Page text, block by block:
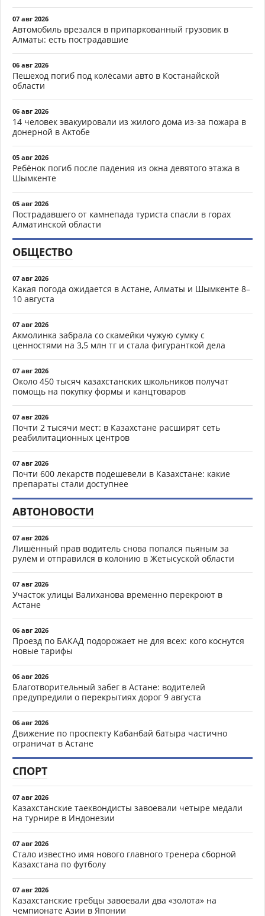
07 авг 2026
Автомобиль врезался в припаркованный грузовик в
Алматы: есть пострадавшие
06 авг 2026
Пешеход погиб под колёсами авто в Костанайской
области
06 авг 2026
14 человек эвакуировали из жилого дома из-за пожара в
донерной в Актобе
05 авг 2026
Ребёнок погиб после падения из окна девятого этажа в
Шымкенте
05 авг 2026
Пострадавшего от камнепада туриста спасли в горах
Алматинской области
ОБЩЕСТВО
07 авг 2026
Какая погода ожидается в Астане, Алматы и Шымкенте 8–
10 августа
07 авг 2026
Акмолинка забрала со скамейки чужую сумку с
ценностями на 3,5 млн тг и стала фигуранткой дела
07 авг 2026
Около 450 тысяч казахстанских школьников получат
помощь на покупку формы и канцтоваров
07 авг 2026
Почти 2 тысячи мест: в Казахстане расширят сеть
реабилитационных центров
07 авг 2026
Почти 600 лекарств подешевели в Казахстане: какие
препараты стали доступнее
АВТОНОВОСТИ
07 авг 2026
Лишённый прав водитель снова попался пьяным за
рулём и отправился в колонию в Жетысуской области
07 авг 2026
Участок улицы Валиханова временно перекроют в
Астане
06 авг 2026
Проезд по БАКАД подорожает не для всех: кого коснутся
новые тарифы
06 авг 2026
Благотворительный забег в Астане: водителей
предупредили о перекрытиях дорог 9 августа
06 авг 2026
Движение по проспекту Кабанбай батыра частично
ограничат в Астане
СПОРТ
07 авг 2026
Казахстанские таеквондисты завоевали четыре медали
на турнире в Индонезии
07 авг 2026
Стало известно имя нового главного тренера сборной
Казахстана по футболу
07 авг 2026
Казахстанские гребцы завоевали два «золота» на
чемпионате Азии в Японии